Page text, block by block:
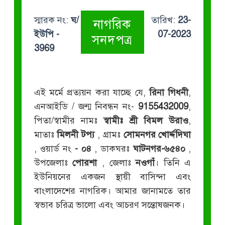
স্মারক নং:ঘ/
ইউপি -
3969
নাগরিক
সনদপত্র
তারিখ: 23-
07-2023
এই মর্মে প্রত্যয়ন করা যাচ্ছে যে,রিনা গিধনী,
এনআইডি / জন্ম নিবন্ধন নং- 9155432009,
পিতা/স্বামীর নামঃস্বামীঃ শ্রী বিমল উরাও,
মাতাঃমিলনী টপ্য , গ্রামঃ সোমনগর খোর্দ্দদিঘা
, ওয়ার্ড নং - ০৪ , ডাকঘরঃঘাটনগর-৬৫৪০ ,
উপজেলাঃপোরশা , জেলাঃনওগাঁ। তিনি এ
ইউনিয়নের একজন স্থায়ী বাসিন্দা এবং
বাংলাদেশের নাগরিক। আমার জানামতে তার
স্বভাব চরিত্র ভালো এবং আচরণ সন্তোষজনক।